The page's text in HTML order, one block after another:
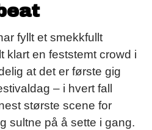
fyllt et smekkfullt
klart en feststemt crowd i
at det er første gig
– i hvert fall
største scene for
sultne på å sette i gang.